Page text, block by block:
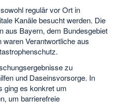
regulär vor Ort in
Kanäle besucht werden. Die
aus Bayern, dem Bundesgebiet
waren Verantwortliche aus
Katastrophenschutz.
zu
und Daseinsvorsorge. In
ging es konkret um
um barrierefreie